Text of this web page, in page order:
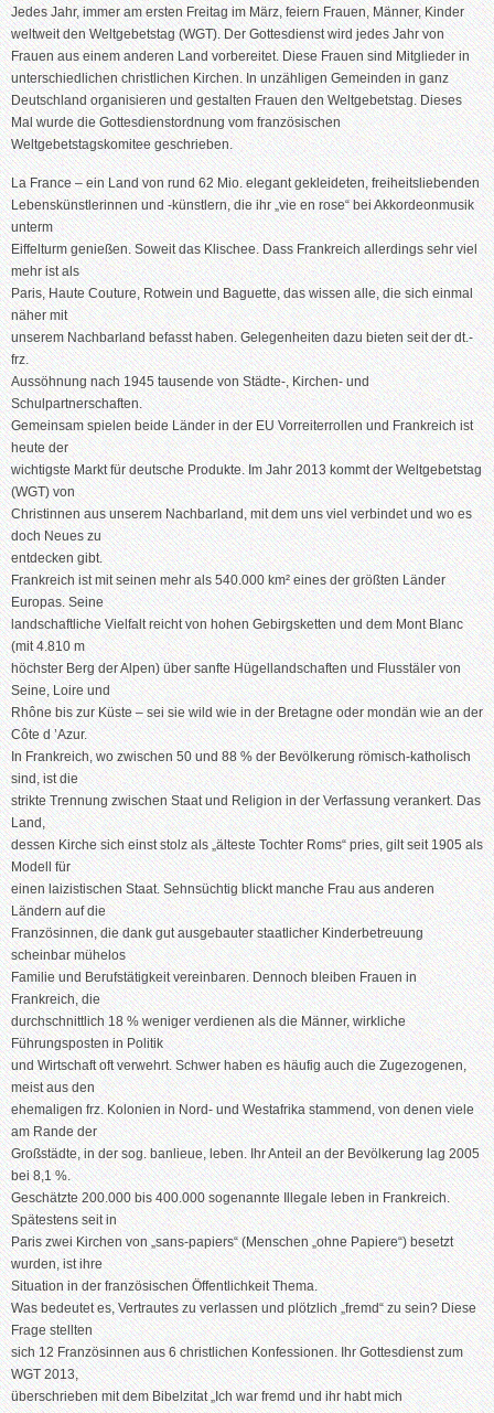
Jedes Jahr, immer am ersten Freitag im März, feiern Frauen, Männer, Kinder
weltweit den Weltgebetstag (WGT). Der Gottesdienst wird jedes Jahr von
Frauen aus einem anderen Land vorbereitet. Diese Frauen sind Mitglieder in
unterschiedlichen christlichen Kirchen. In unzähligen Gemeinden in ganz
Deutschland organisieren und gestalten Frauen den Weltgebetstag. Dieses
Mal wurde die Gottesdienstordnung vom französischen
Weltgebetstagskomitee geschrieben.
La France – ein Land von rund 62 Mio. elegant gekleideten, freiheitsliebenden
Lebenskünstlerinnen und -künstlern, die ihr „vie en rose“ bei Akkordeonmusik
unterm
Eiffelturm genießen. Soweit das Klischee. Dass Frankreich allerdings sehr viel
mehr ist als
Paris, Haute Couture, Rotwein und Baguette, das wissen alle, die sich einmal
näher mit
unserem Nachbarland befasst haben. Gelegenheiten dazu bieten seit der dt.-
frz.
Aussöhnung nach 1945 tausende von Städte-, Kirchen- und
Schulpartnerschaften.
Gemeinsam spielen beide Länder in der EU Vorreiterrollen und Frankreich ist
heute der
wichtigste Markt für deutsche Produkte. Im Jahr 2013 kommt der Weltgebetstag
(WGT) von
Christinnen aus unserem Nachbarland, mit dem uns viel verbindet und wo es
doch Neues zu
entdecken gibt.
Frankreich ist mit seinen mehr als 540.000 km² eines der größten Länder
Europas. Seine
landschaftliche Vielfalt reicht von hohen Gebirgsketten und dem Mont Blanc
(mit 4.810 m
höchster Berg der Alpen) über sanfte Hügellandschaften und Flusstäler von
Seine, Loire und
Rhône bis zur Küste – sei sie wild wie in der Bretagne oder mondän wie an der
Côte d ’Azur.
In Frankreich, wo zwischen 50 und 88 % der Bevölkerung römisch-katholisch
sind, ist die
strikte Trennung zwischen Staat und Religion in der Verfassung verankert. Das
Land,
dessen Kirche sich einst stolz als „älteste Tochter Roms“ pries, gilt seit 1905 als
Modell für
einen laizistischen Staat. Sehnsüchtig blickt manche Frau aus anderen
Ländern auf die
Französinnen, die dank gut ausgebauter staatlicher Kinderbetreuung
scheinbar mühelos
Familie und Berufstätigkeit vereinbaren. Dennoch bleiben Frauen in
Frankreich, die
durchschnittlich 18 % weniger verdienen als die Männer, wirkliche
Führungsposten in Politik
und Wirtschaft oft verwehrt. Schwer haben es häufig auch die Zugezogenen,
meist aus den
ehemaligen frz. Kolonien in Nord- und Westafrika stammend, von denen viele
am Rande der
Großstädte, in der sog. banlieue, leben. Ihr Anteil an der Bevölkerung lag 2005
bei 8,1 %.
Geschätzte 200.000 bis 400.000 sogenannte Illegale leben in Frankreich.
Spätestens seit in
Paris zwei Kirchen von „sans-papiers“ (Menschen „ohne Papiere“) besetzt
wurden, ist ihre
Situation in der französischen Öffentlichkeit Thema.
Was bedeutet es, Vertrautes zu verlassen und plötzlich „fremd“ zu sein? Diese
Frage stellten
sich 12 Französinnen aus 6 christlichen Konfessionen. Ihr Gottesdienst zum
WGT 2013,
überschrieben mit dem Bibelzitat „Ich war fremd und ihr habt mich